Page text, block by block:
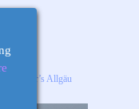
für’s Allgäu